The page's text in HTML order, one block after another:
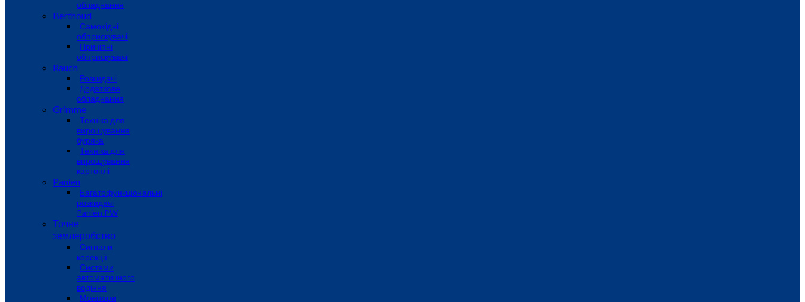
обладнання
Berthoud
Самохідні
обприскувачі
Причіпні
обприскувачі
Rauch
Розкидачі
Додаткове
обладнання
Grimme
Техніка для
вирощування
буряка
Техніка для
вирощування
картоплі
Panien
Багатофункціональні
розкидачі
Panien PW
Точне
землеробство
Сигнали
корекції
Системи
автоматичного
водіння
Монітори